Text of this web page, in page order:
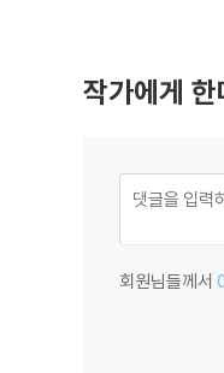
작가에게 한
회원님들께서